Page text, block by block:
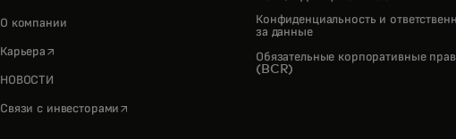
О компании
Карьера opens in a new tab
НОВОСТИ
Связи с инвесторами opens in a new tab
Конфиденциальность и
за данные
Обязательные корпоративные
(BCR)